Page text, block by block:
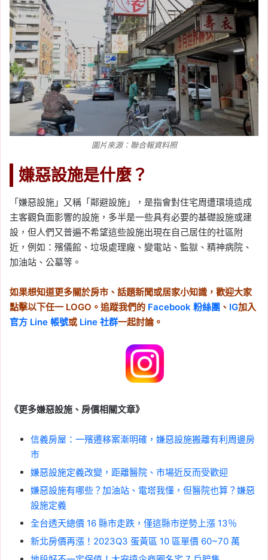
圖片來源：聯合報資料照
嫌惡設施是什麼？
「嫌惡設施」又稱「鄰避設施」，是指會對住宅周遭環境造成
主客觀負面影響的設施，多半是一些具有必要的基礎設施或建
設，但人們又普遍不希望這些設施出現在自己居住的社區附
近，例如：殯儀館、垃圾處理廠、變電站、監獄、精神病院、
加油站、公墓等。
如果想知道更多關於房市、話題新聞或居家小知識，歡迎大家
點擊以下任一 LOGO。追蹤我們的 Facebook 粉絲團 、 IG加入
官方 Line 帳號或 Line 社群一起討論。
《更多嫌惡設施、房價相關文章》
信義房屋：一殯遷移案漸明確，嫌惡設施搬離有利周邊房
市
嫌惡設施定義改變，距離醫院、市場近反而受歡迎
嫌惡設施有哪些？加油站、電塔我懂，但醫院也算？嫌惡
設施定義
全台透天總價 16 縣市走跌，僅這縣市逆勢上漲 13％
新北房價再漲！2023Q3 蛋黃區 10 區單價 60~70 萬